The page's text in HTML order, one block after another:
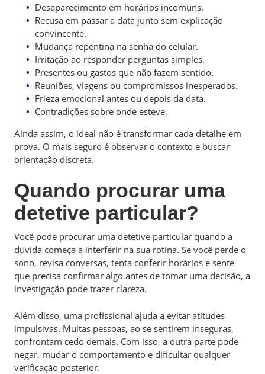
Desaparecimento em horários incomuns.
Recusa em passar a data junto sem explicação
convincente.
Mudança repentina na senha do celular.
Irritação ao responder perguntas simples.
Presentes ou gastos que não fazem sentido.
Reuniões, viagens ou compromissos inesperados.
Frieza emocional antes ou depois da data.
Contradições sobre onde esteve.
Ainda assim, o ideal não é transformar cada detalhe em
prova. O mais seguro é observar o contexto e buscar
orientação discreta.
Quando procurar uma
detetive particular?
Você pode procurar uma detetive particular quando a
dúvida começa a interferir na sua rotina. Se você perde o
sono, revisa conversas, tenta conferir horários e sente
que precisa confirmar algo antes de tomar uma decisão, a
investigação pode trazer clareza.
Além disso, uma profissional ajuda a evitar atitudes
impulsivas. Muitas pessoas, ao se sentirem inseguras,
confrontam cedo demais. Com isso, a outra parte pode
negar, mudar o comportamento e dificultar qualquer
verificação posterior.